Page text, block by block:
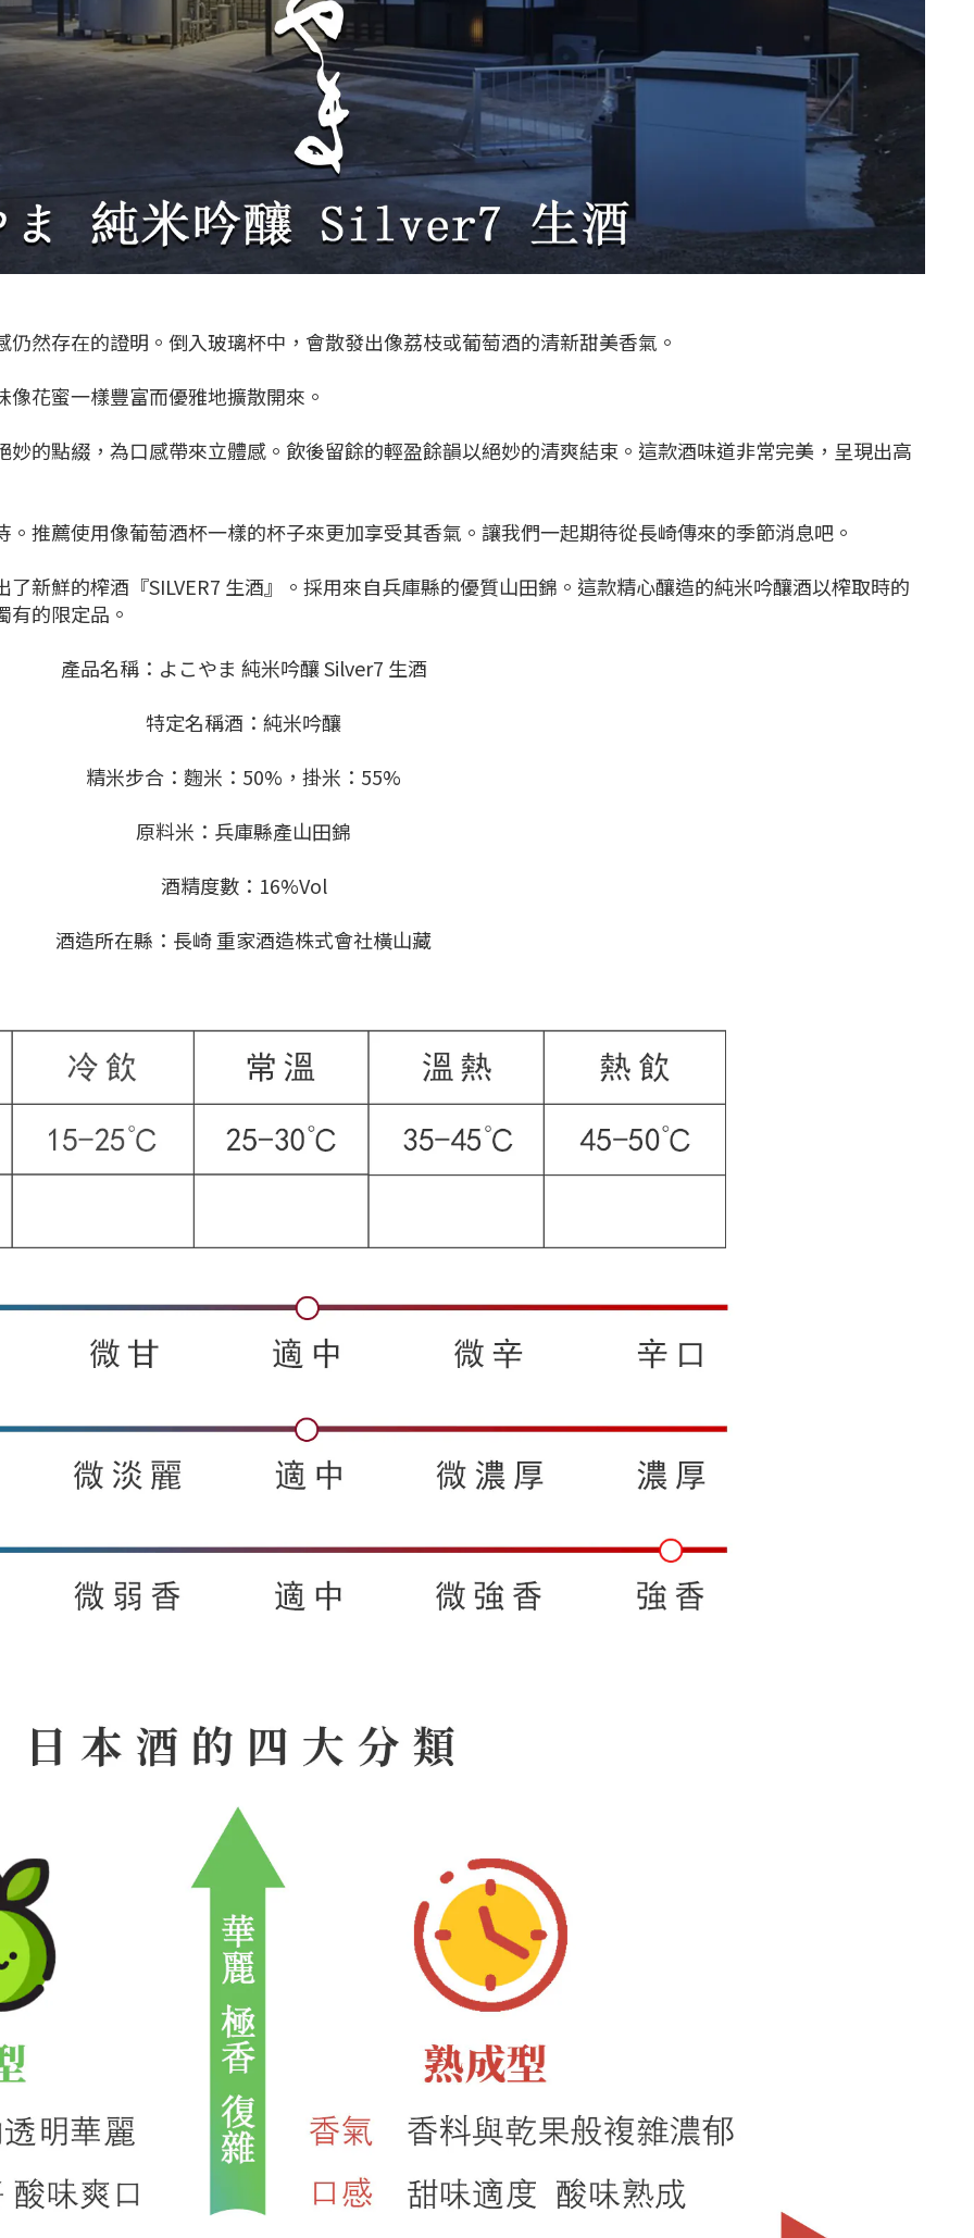
然存在的證明。倒入玻璃杯中，會散發出像荔枝或葡萄酒的清新甜美香氣。
花蜜一樣豐富而優雅地擴散開來。
的點綴，為口感帶來立體感。飲後留餘的輕盈餘韻以絕妙的清爽結束。這款酒味道非常完美，呈現出高
推薦使用像葡萄酒杯一樣的杯子來更加享受其香氣。讓我們一起期待從長崎傳來的季節消息吧。
新鮮的榨酒『SILVER7 生酒』。採用來自兵庫縣的優質山田錦。這款精心釀造的純米吟釀酒以榨取時的
的限定品。
產品名稱：よこやま 純米吟釀 Silver7 生酒
特定名稱酒：純米吟釀
精米步合：麴米：50%，掛米：55%
原料米：兵庫縣產山田錦
酒精度數：16%Vol
酒造所在縣：長崎 重家酒造株式會社橫山藏